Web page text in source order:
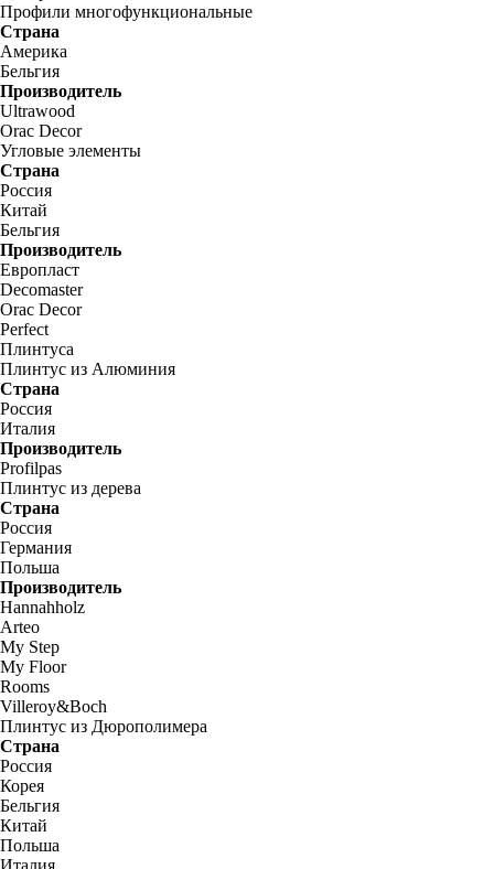
Профили многофункциональные
Страна
Америка
Бельгия
Производитель
Ultrawood
Orac Decor
Угловые элементы
Страна
Россия
Китай
Бельгия
Производитель
Европласт
Decomaster
Orac Decor
Perfect
Плинтуса
Плинтус из Алюминия
Страна
Россия
Италия
Производитель
Profilpas
Плинтус из дерева
Страна
Россия
Германия
Польша
Производитель
Hannahholz
Arteo
My Step
My Floor
Rooms
Villeroy&Boch
Плинтус из Дюрополимера
Страна
Россия
Корея
Бельгия
Китай
Польша
Италия